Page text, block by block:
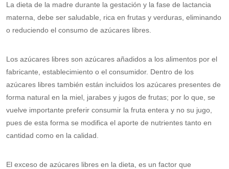
La dieta de la madre durante la gestación y la fase de lactancia
materna, debe ser saludable, rica en frutas y verduras, eliminando
o reduciendo el consumo de azúcares libres.
Los azúcares libres son azúcares añadidos a los alimentos por el
fabricante, establecimiento o el consumidor. Dentro de los
azúcares libres también están incluidos los azúcares presentes de
forma natural en la miel, jarabes y jugos de frutas; por lo que, se
vuelve importante preferir consumir la fruta entera y no su jugo,
pues de esta forma se modifica el aporte de nutrientes tanto en
cantidad como en la calidad.
El exceso de azúcares libres en la dieta, es un factor que